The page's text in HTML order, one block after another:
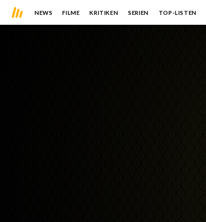
NEWS FILME KRITIKEN SERIEN TOP-LISTEN